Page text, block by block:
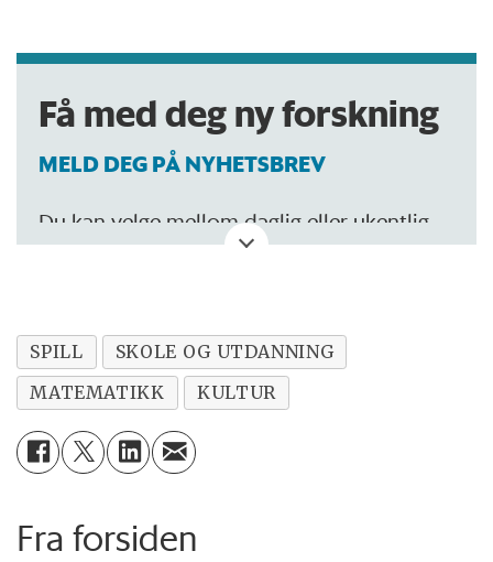
Få med deg ny forskning
MELD DEG PÅ NYHETSBREV
Du kan velge mellom daglig eller ukentlig
SPILL
SKOLE OG UTDANNING
MATEMATIKK
KULTUR
Fra forsiden